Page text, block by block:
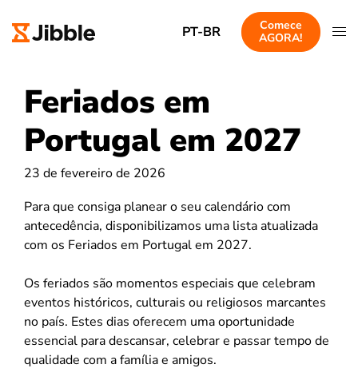
PT-BR
Comece
AGORA!
Feriados em
Portugal em 2027
23 de fevereiro de 2026
Para que consiga planear o seu calendário com
antecedência, disponibilizamos uma lista atualizada
com os Feriados em Portugal em 2027.
Os feriados são momentos especiais que celebram
eventos históricos, culturais ou religiosos marcantes
no país. Estes dias oferecem uma oportunidade
essencial para descansar, celebrar e passar tempo de
qualidade com a família e amigos.